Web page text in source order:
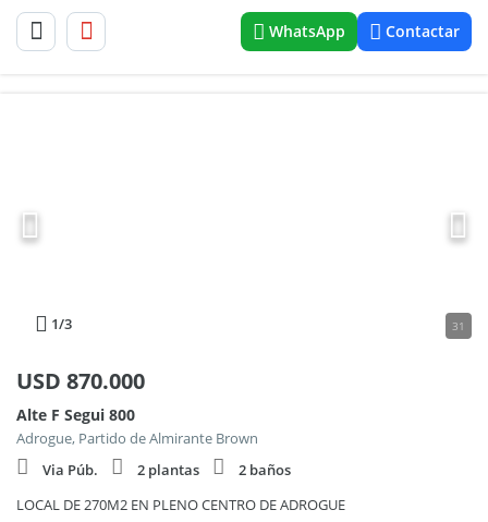
WhatsApp Contactar
1/3 31
USD 870.000
Alte F Segui 800
Adrogue, Partido de Almirante Brown
Via Púb.
2 plantas
2 baños
LOCAL DE 270M2 EN PLENO CENTRO DE ADROGUE